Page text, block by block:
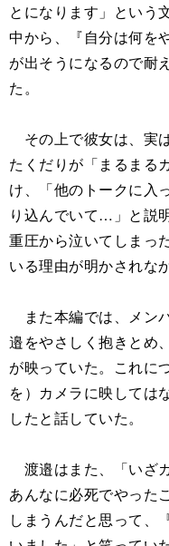
とになります」という
中から、『自分は何を
が出そうになるので耐
た。
その上で彼女は、実
たくだりが「まるまる
け、「他のトークに入
り込んでいて…」と説
重圧から泣いてしまっ
いる理由が明かされな
また本編では、メン
邉をやさしく抱きとめ
が映っていた。これに
を）カメラに映しては
したと話していた。
渡邉はまた、「いざ
あんなに必死でやった
しまうんだと思って、